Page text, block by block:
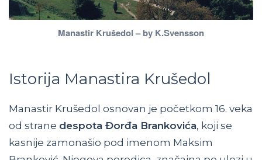
Manastir Krušedol – by K.Svensson
Istorija Manastira Krušedol
Manastir Krušedol osnovan je početkom 16. veka
od strane despota Đorđa Brankovića, koji se
kasnije zamonašio pod imenom Maksim